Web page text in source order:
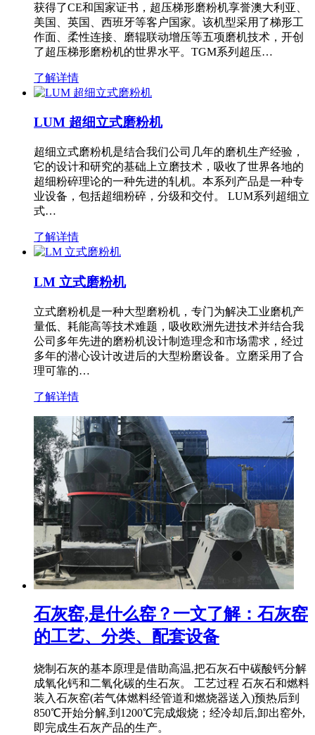
获得了CE和国家证书，超压梯形磨粉机享誉澳大利亚、
美国、英国、西班牙等客户国家。该机型采用了梯形工
作面、柔性连接、磨辊联动增压等五项磨机技术，开创
了超压梯形磨粉机的世界水平。TGM系列超压…
了解详情
LUM 超细立式磨粉机
超细立式磨粉机是结合我们公司几年的磨机生产经验，
它的设计和研究的基础上立磨技术，吸收了世界各地的
超细粉碎理论的一种先进的轧机。本系列产品是一种专
业设备，包括超细粉碎，分级和交付。 LUM系列超细立
式…
了解详情
LM 立式磨粉机
立式磨粉机是一种大型磨粉机，专门为解决工业磨机产
量低、耗能高等技术难题，吸收欧洲先进技术并结合我
公司多年先进的磨粉机设计制造理念和市场需求，经过
多年的潜心设计改进后的大型粉磨设备。立磨采用了合
理可靠的…
了解详情
石灰窑,是什么窑？一文了解：石灰窑
的工艺、分类、配套设备
烧制石灰的基本原理是借助高温,把石灰石中碳酸钙分解
成氧化钙和二氧化碳的生石灰。 工艺过程 石灰石和燃料
装入石灰窑(若气体燃料经管道和燃烧器送入)预热后到
850℃开始分解,到1200℃完成煅烧；经冷却后,卸出窑外,
即完成生石灰产品的生产。